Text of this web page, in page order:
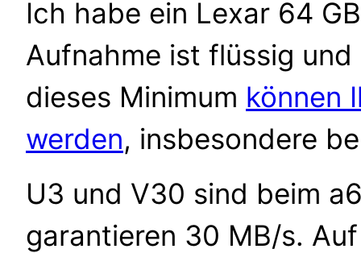
Ich habe ein Lexar 64
Aufnahme ist flüssig
dieses Minimum können
werden, insbesondere
U3 und V30 sind beim
garantieren 30 MB/s.